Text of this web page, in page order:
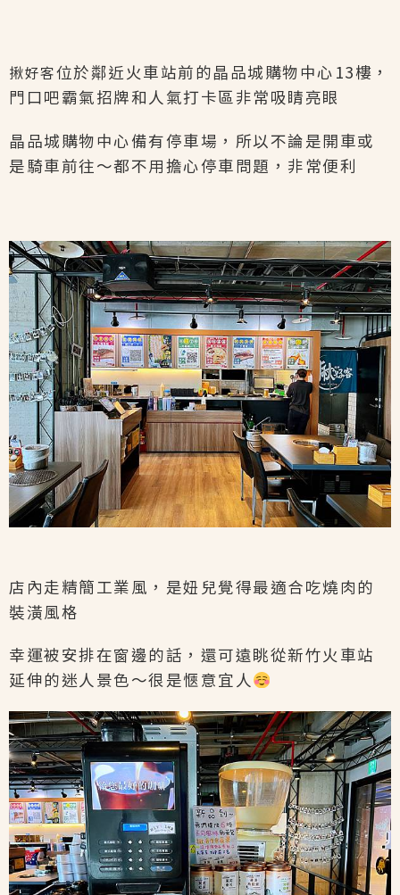
揪好客位於鄰近火車站前的晶品城購物中心13樓，
門口吧霸氣招牌和人氣打卡區非常吸睛亮眼
晶品城購物中心備有停車場，所以不論是開車或
是騎車前往～都不用擔心停車問題，非常便利
店內走精簡工業風，是妞兒覺得最適合吃燒肉的
裝潢風格
幸運被安排在窗邊的話，還可遠眺從新竹火車站
延伸的迷人景色～很是愜意宜人